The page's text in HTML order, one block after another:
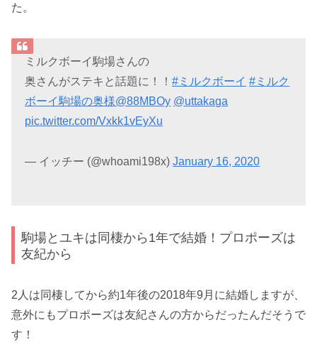
た。
ミルクボーイ駒場さんの
奥さんがステキと話題に！！#ミルクボーイ #ミルク
ボーイ駒場の奥様@88MBOy @uttakaga
pic.twitter.com/Vxkk1vEyXu
— イッチー (@whoami198x)January 16, 2020
駒場とユキは同棲から1年で結婚！プロポーズは
友紀から
2人は同棲してから約1年後の2018年9月に結婚しますが、
意外にもプロポーズは友紀さんの方からだったんだそうで
す！